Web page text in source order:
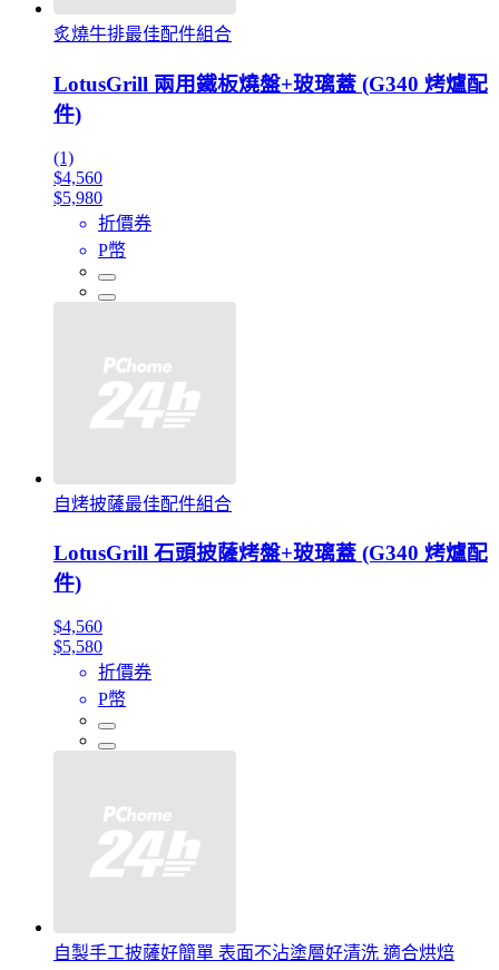
炙燒牛排最佳配件組合
LotusGrill 兩用鐵板燒盤+玻璃蓋 (G340 烤爐配
件)
(1)
$4,560
$5,980
折價券
P幣
自烤披薩最佳配件組合
LotusGrill 石頭披薩烤盤+玻璃蓋 (G340 烤爐配
件)
$4,560
$5,580
折價券
P幣
自製手工披薩好簡單 表面不沾塗層好清洗 適合烘焙